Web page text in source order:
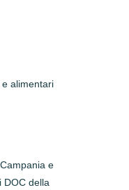
Campania e
DOC della